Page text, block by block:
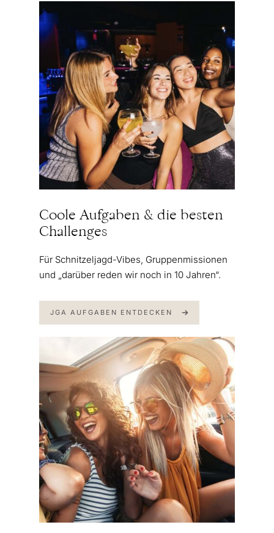
Coole Aufgaben & die besten
Challenges
Für Schnitzeljagd-Vibes, Gruppenmissionen
und „darüber reden wir noch in 10 Jahren“.
JGA AUFGABEN ENTDECKEN